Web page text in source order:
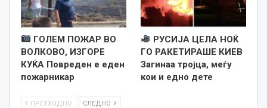
ГОЛЕМ ПОЖАР ВО
ВОЛКОВО, ИЗГОРЕ
КУЌА Повреден е еден
пожарникар
РУСИЈА ЦЕЛА НОЌ
ГО РАКЕТИРАШЕ КИЕВ
Загинаа тројца, меѓу
кои и едно дете
ПРЕТХОДНО СЛЕДНО